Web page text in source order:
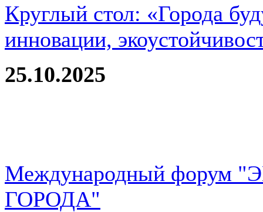
Круглый стол: «Города
инновации,
25.10.2025
Международный
ГОРОДА"